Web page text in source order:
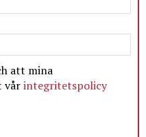
att mina
vårintegritetspolicy